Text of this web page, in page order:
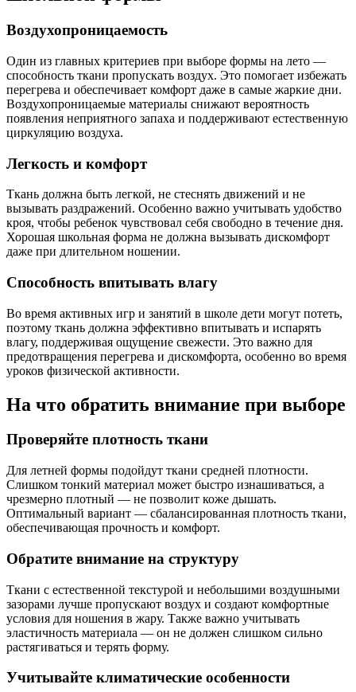
Воздухопроницаемость
Один из главных критериев при выборе формы на лето —
способность ткани пропускать воздух. Это помогает избежать
перегрева и обеспечивает комфорт даже в самые жаркие дни.
Воздухопроницаемые материалы снижают вероятность
появления неприятного запаха и поддерживают естественную
циркуляцию воздуха.
Легкость и комфорт
Ткань должна быть легкой, не стеснять движений и не
вызывать раздражений. Особенно важно учитывать удобство
кроя, чтобы ребенок чувствовал себя свободно в течение дня.
Хорошая школьная форма не должна вызывать дискомфорт
даже при длительном ношении.
Способность впитывать влагу
Во время активных игр и занятий в школе дети могут потеть,
поэтому ткань должна эффективно впитывать и испарять
влагу, поддерживая ощущение свежести. Это важно для
предотвращения перегрева и дискомфорта, особенно во время
уроков физической активности.
На что обратить внимание при выборе
Проверяйте плотность ткани
Для летней формы подойдут ткани средней плотности.
Слишком тонкий материал может быстро изнашиваться, а
чрезмерно плотный — не позволит коже дышать.
Оптимальный вариант — сбалансированная плотность ткани,
обеспечивающая прочность и комфорт.
Обратите внимание на структуру
Ткани с естественной текстурой и небольшими воздушными
зазорами лучше пропускают воздух и создают комфортные
условия для ношения в жару. Также важно учитывать
эластичность материала — он не должен слишком сильно
растягиваться и терять форму.
Учитывайте климатические особенности